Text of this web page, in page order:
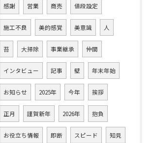
感謝 営業 商売 値段設定
施工不良 美的感覚 美意識 人
苔 大掃除 事業継承 仲間
インタビュー 記事 壁 年末年始
お知らせ 2025年 今年 挨拶
正月 謹賀新年 2026年 抱負
お役立ち情報 即断 スピード 知見